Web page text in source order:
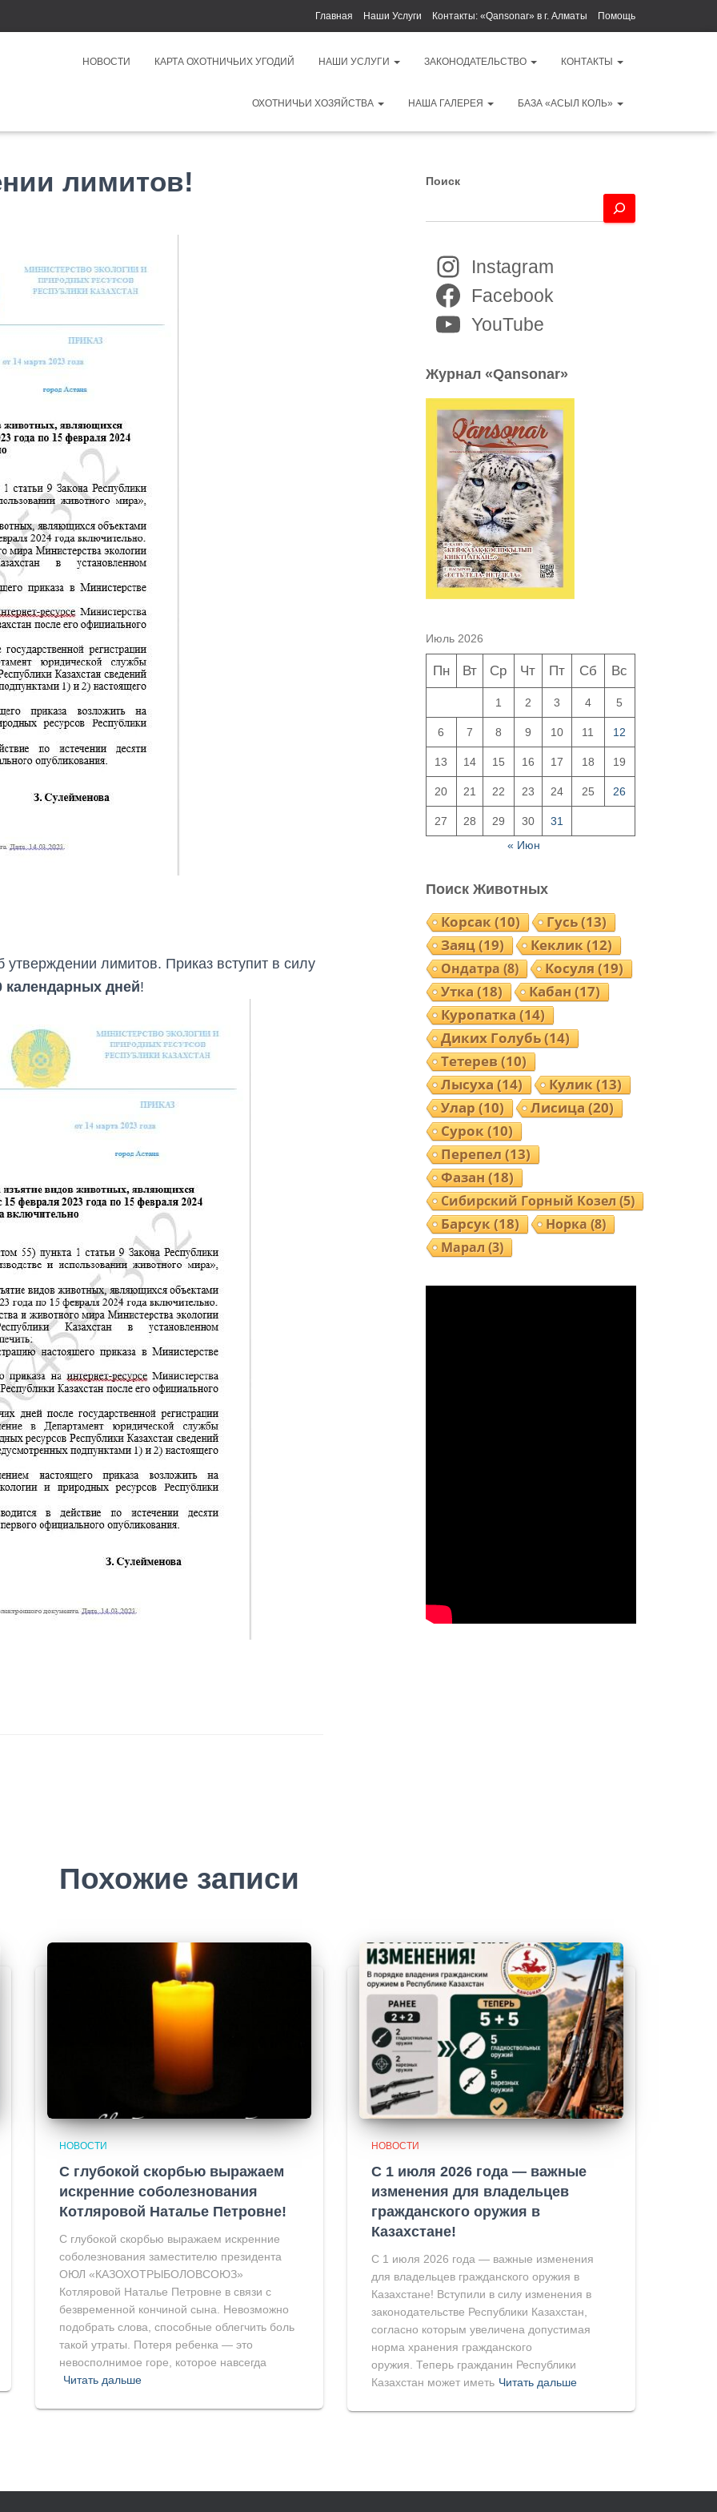
Главная Наши Услуги Контакты: «Qansonar» в г. Алматы Помощь
НОВОСТИ КАРТА ОХОТНИЧЬИХ УГОДИЙ НАШИ УСЛУГИ ЗАКОНОДАТЕЛЬСТВО КОНТАКТЫ
ОХОТНИЧЬИ ХОЗЯЙСТВА НАША ГАЛЕРЕЯ БАЗА «АСЫЛ КОЛЬ»
лимитов!
лимитов. Приказ вступит в силу
календарных дней!
Поиск
Instagram
Facebook
YouTube
Журнал «Qansonar»
Июль 2026
Пн Вт Ср Чт Пт Сб Вс
1 2 3 4 5
6 7 8 9 10 11 12
13 14 15 16 17 18 19
20 21 22 23 24 25 26
27 28 29 30
31
« Июн
Поиск Животных
Корсак(10) Гусь(13)
Заяц(19) Кеклик(12)
Ондатра(8) Косуля(19)
Утка(18) Кабан(17)
Куропатка(14)
Диких Голубь(14)
Тетерев(10)
Лысуха(14) Кулик(13)
Улар(10) Лисица(20)
Сурок(10)
Перепел(13)
Фазан(18)
Сибирский Горный Козел(5)
Барсук(18) Норка(8)
Марал(3)
Похожие записи
НОВОСТИ
С глубокой скорбью выражаем
искренние соболезнования
Котляровой Наталье Петровне!
С глубокой скорбью выражаем искренние
соболезнования заместителю президента
ОЮЛ «КАЗОХОТРЫБОЛОВСОЮЗ»
Котляровой Наталье Петровне в связи с
безвременной кончиной сына. Невозможно
подобрать слова, способные облегчить боль
такой утраты. Потеря ребенка — это
невосполнимое горе, которое навсегда
Читать дальше
НОВОСТИ
С 1 июля 2026 года — важные
изменения для владельцев
гражданского оружия в
Казахстане!
С 1 июля 2026 года — важные изменения
для владельцев гражданского оружия в
Казахстане! Вступили в силу изменения в
законодательстве Республики Казахстан,
согласно которым увеличена допустимая
норма хранения гражданского
оружия. Теперь гражданин Республики
Казахстан может иметь Читать дальше